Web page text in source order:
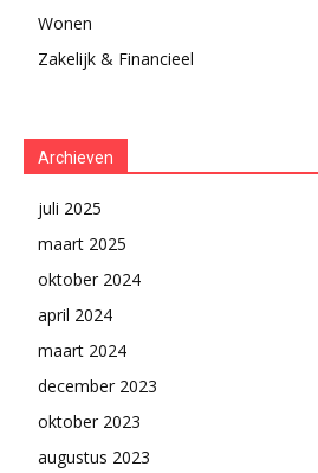
Wonen
Zakelijk & Financieel
Archieven
juli 2025
maart 2025
oktober 2024
april 2024
maart 2024
december 2023
oktober 2023
augustus 2023